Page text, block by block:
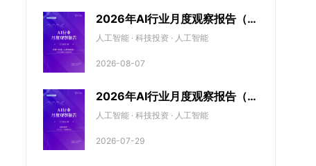
2026年AI行业月度观察报告（7
月期）
人工智能 · 科技投资 · 人工智能
2026-08-07
2026年AI行业月度观察报告（6
月期）
人工智能 · 科技投资 · 人工智能
2026-07-29